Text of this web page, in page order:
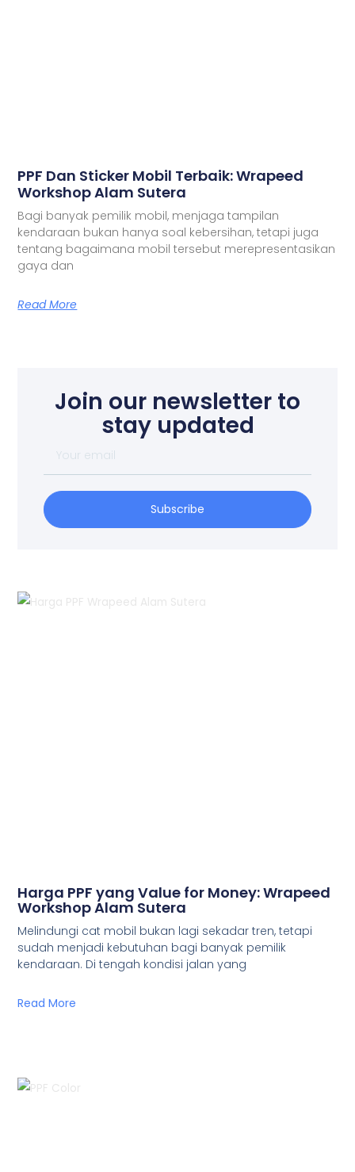
PPF Dan Sticker Mobil Terbaik: Wrapeed
Workshop Alam Sutera
Bagi banyak pemilik mobil, menjaga tampilan
kendaraan bukan hanya soal kebersihan, tetapi juga
tentang bagaimana mobil tersebut merepresentasikan
gaya dan
Read More
Join our newsletter to
stay updated
email
Subscribe
Harga PPF yang Value for Money: Wrapeed
Workshop Alam Sutera
Melindungi cat mobil bukan lagi sekadar tren, tetapi
sudah menjadi kebutuhan bagi banyak pemilik
kendaraan. Di tengah kondisi jalan yang
Read More